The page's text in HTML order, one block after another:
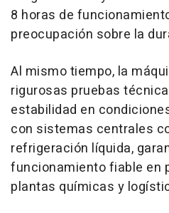
8 horas de
preocupación sobre la
Al mismo tiempo, la
rigurosas pruebas
estabilidad en
con sistemas centrales
refrigeración líquida,
funcionamiento fiable en
plantas químicas y